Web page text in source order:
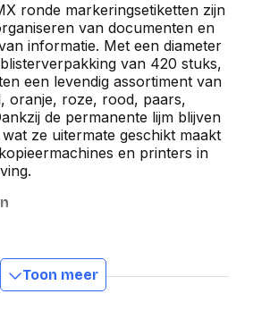
ronde markeringsetiketten zijn
van documenten en
informatie. Met een diameter
van 420 stuks,
een levendig assortiment van
oranje, roze, rood, paars,
de permanente lijm blijven
ze uitermate geschikt maakt
en printers in
Toon meer